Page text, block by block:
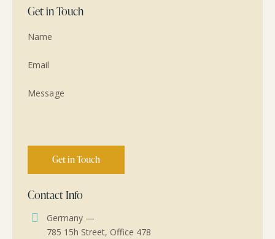
Get in Touch
Contact Info
Germany —
785 15h Street, Office 478